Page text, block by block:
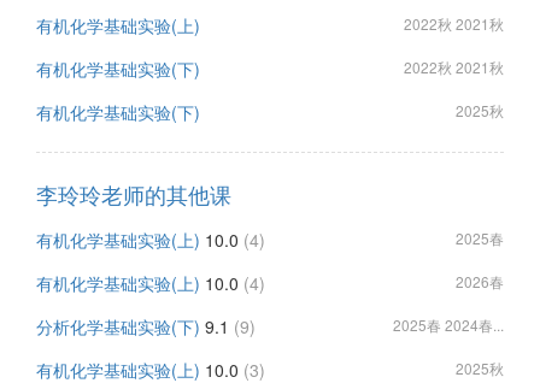
有机化学基础实验(上) 2022秋 2021秋
有机化学基础实验(下) 2022秋 2021秋
有机化学基础实验(下) 2025秋
李玲玲老师的其他课
有机化学基础实验(上) 10.0 (4) 2025春
有机化学基础实验(上) 10.0 (4) 2026春
分析化学基础实验(下) 9.1 (9) 2025春 2024春...
有机化学基础实验(上) 10.0 (3) 2025秋